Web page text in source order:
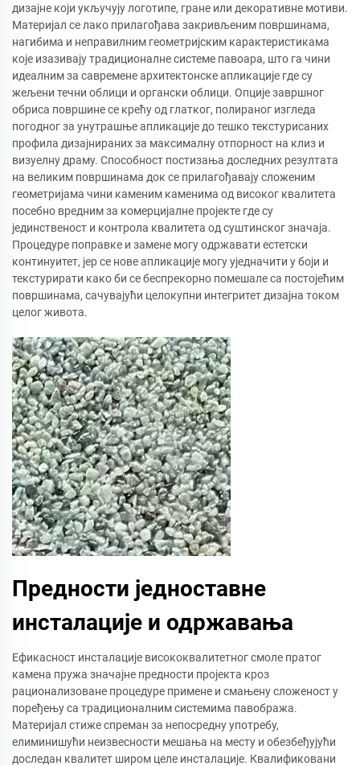
дизајне који укључују логотипе, гране или декоративне мотиви.
Материјал се лако прилагођава закривљеним површинама,
нагибима и неправилним геометријским карактеристикама
које изазивају традиционалне системе павоара, што га чини
идеалним за савремене архитектонске апликације где су
жељени течни облици и органски облици. Опције завршног
обриса површине се крећу од глатког, полираног изгледа
погодног за унутрашње апликације до тешко текстурисаних
профила дизајнираних за максималну отпорност на клиз и
визуелну драму. Способност постизања доследних резултата
на великим површинама док се прилагођавају сложеним
геометријама чини каменим каменима од високог квалитета
посебно вредним за комерцијалне пројекте где су
јединственост и контрола квалитета од суштинског значаја.
Процедуре поправке и замене могу одржавати естетски
континуитет, јер се нове апликације могу уједначити у боји и
текстурирати како би се беспрекорно помешале са постојећим
површинама, сачувајући целокупни интегритет дизајна током
целог живота.
Предности једноставне
инсталације и одржавања
Ефикасност инсталације висококвалитетног смоле пратог
камена пружа значајне предности пројекта кроз
рационализоване процедуре примене и смањену сложеност у
поређењу са традиционалним системима павобража.
Материјал стиже спреман за непосредну употребу,
елиминишући неизвесности мешања на месту и обезбеђујући
доследан квалитет широм целе инсталације. Квалификовани